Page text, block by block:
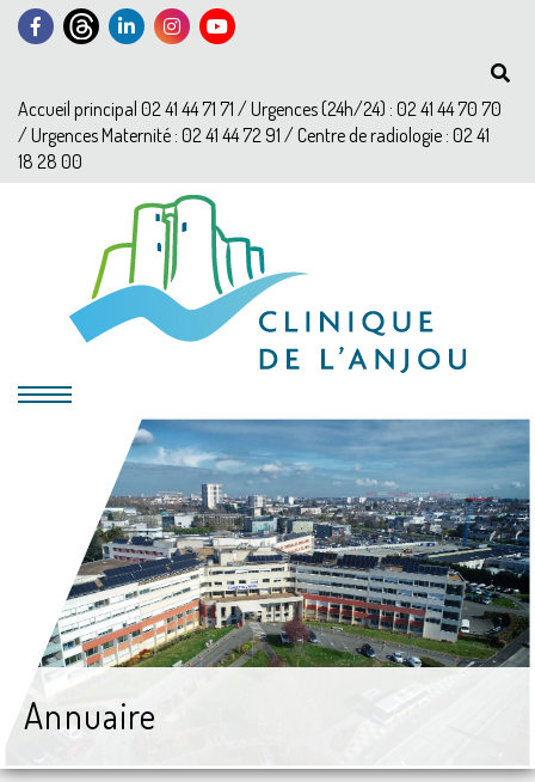
Accueil principal 02 41 44 71 71 / Urgences (24h/24) : 02 41 44 70 70
/ Urgences Maternité : 02 41 44 72 91 / Centre de radiologie : 02 41
18 28 00
Annuaire